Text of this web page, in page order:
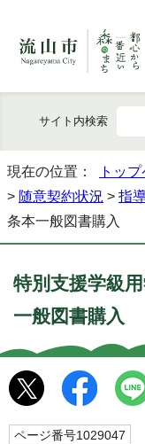
サイト内検索
現在の位置： トッ
> 随意契約状況 > 指
条本一般図書購入
特別支援学級
一般図書購入
ページ番号1029047